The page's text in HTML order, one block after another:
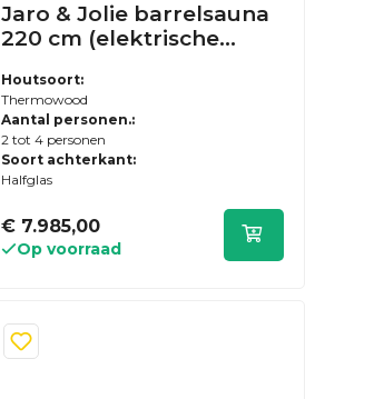
Jaro & Jolie barrelsauna
220 cm (elektrische
achterwand) -
Thermowood - inclusief
dakshingles en elzen
vloer
Houtsoort:
Thermowood
Aantal personen.:
2 tot 4 personen
Soort achterkant:
Halfglas
€ 7.985,00
Op voorraad